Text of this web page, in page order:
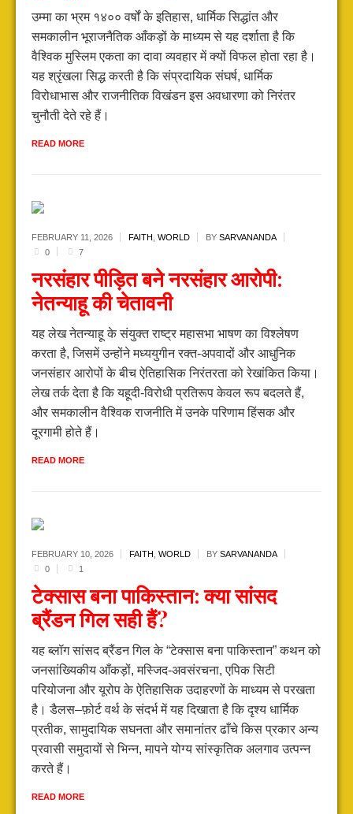
उम्मा का भ्रम १४०० वर्षों के इतिहास, धार्मिक सिद्धांत और
समकालीन भूराजनैतिक आँकड़ों के माध्यम से यह दर्शाता है कि
वैश्विक मुस्लिम एकता का दावा व्यवहार में क्यों विफल होता रहा है।
यह श्रृंखला सिद्ध करती है कि संप्रदायिक संघर्ष, धार्मिक
विरोधाभास और राजनीतिक विखंडन इस अवधारणा को निरंतर
चुनौती देते रहे हैं।
READ MORE
FEBRUARY 11, 2026 FAITH WORLD BY SARVANANDA
0
7
नरसंहार पीड़ित बने नरसंहार आरोपी:
नेतन्याहू की चेतावनी
यह लेख नेतन्याहू के संयुक्त राष्ट्र महासभा भाषण का विश्लेषण
करता है, जिसमें उन्होंने मध्ययुगीन रक्त-अपवादों और आधुनिक
जनसंहार आरोपों के बीच ऐतिहासिक निरंतरता को रेखांकित किया।
लेख तर्क देता है कि यहूदी-विरोधी प्रतिरूप केवल रूप बदलते हैं,
और समकालीन वैश्विक राजनीति में उनके परिणाम हिंसक और
दूरगामी होते हैं।
READ MORE
FEBRUARY 10, 2026 FAITH WORLD BY SARVANANDA
0
1
टेक्सास बना पाकिस्तान: क्या सांसद
ब्रैंडन गिल सही हैं?
यह ब्लॉग सांसद ब्रैंडन गिल के “टेक्सास बना पाकिस्तान” कथन को
जनसांख्यिकीय आँकड़ों, मस्जिद-अवसंरचना, एपिक सिटी
परियोजना और यूरोप के ऐतिहासिक उदाहरणों के माध्यम से परखता
है। डैलस–फ़ोर्ट वर्थ के संदर्भ में यह दिखाता है कि दृश्य धार्मिक
प्रतीक, सामुदायिक सघनता और समानांतर ढाँचे किस प्रकार अन्य
प्रवासी समुदायों से भिन्न, मापने योग्य सांस्कृतिक अलगाव उत्पन्न
करते हैं।
READ MORE